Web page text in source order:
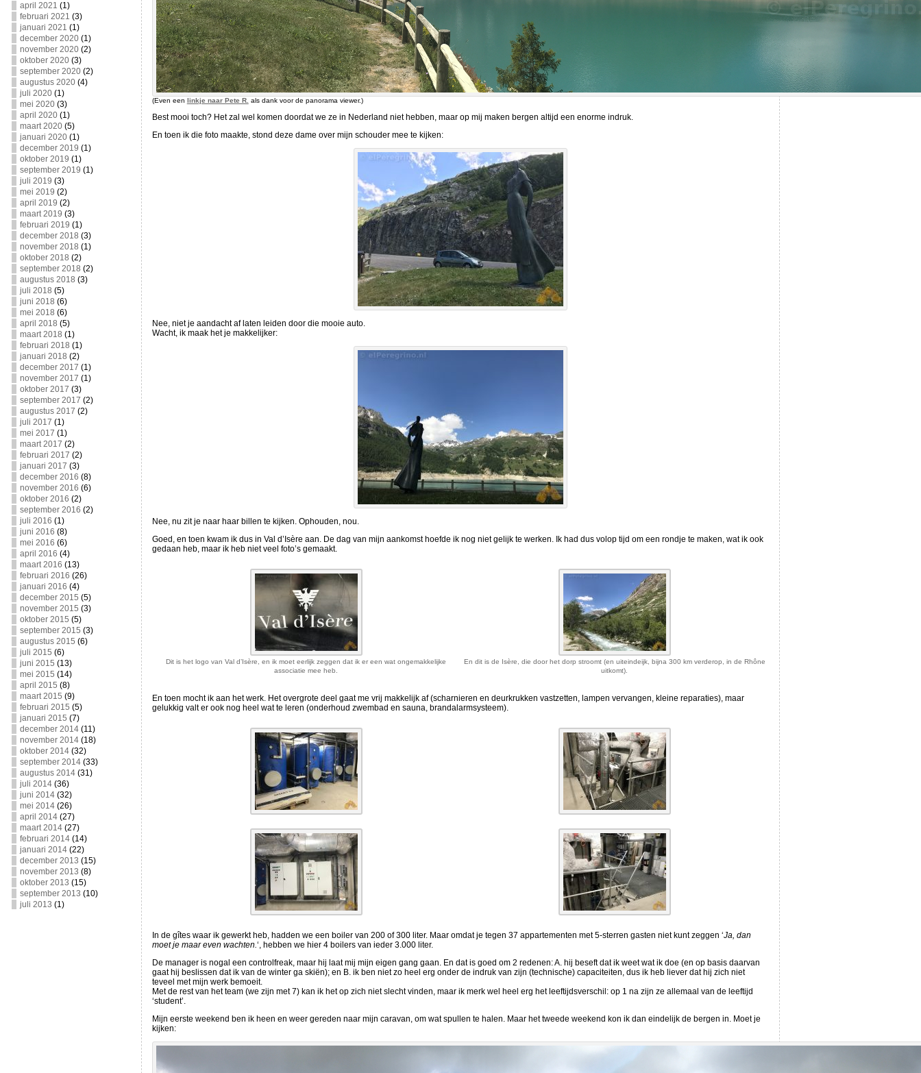
april 2021 (1)
februari 2021 (3)
januari 2021 (1)
december 2020(1)
november 2020(2)
oktober 2020(3)
september 2020(2)
augustus 2020(4)
juli 2020(1)
mei 2020(3)
april 2020(1)
maart 2020(5)
januari 2020(1)
december 2019 (1)
oktober 2019 (1)
september 2019 (1)
juli 2019 (3)
mei 2019 (2)
april 2019 (2)
maart 2019 (3)
februari 2019 (1)
december 2018 (3)
november 2018 (1)
oktober 2018 (2)
september 2018 (2)
augustus 2018 (3)
juli 2018 (5)
juni 2018 (6)
mei 2018 (6)
april 2018 (5)
maart 2018 (1)
februari 2018 (1)
januari 2018 (2)
december 2017 (1)
november 2017 (1)
oktober 2017 (3)
september 2017 (2)
augustus 2017 (2)
juli 2017 (1)
mei 2017 (1)
maart 2017 (2)
februari 2017 (2)
januari 2017 (3)
december 2016 (8)
november 2016 (6)
oktober 2016 (2)
september 2016 (2)
juli 2016 (1)
juni 2016 (8)
mei 2016 (6)
april 2016 (4)
maart 2016 (13)
februari 2016 (26)
januari 2016 (4)
december 2015 (5)
november 2015 (3)
oktober 2015 (5)
september 2015 (3)
augustus 2015 (6)
juli 2015 (6)
juni 2015 (13)
mei 2015 (14)
april 2015 (8)
maart 2015 (9)
februari 2015 (5)
januari 2015 (7)
december 2014(11)
november 2014(18)
oktober 2014(32)
september 2014(33)
augustus 2014(31)
juli 2014(36)
juni 2014(32)
mei 2014(26)
april 2014(27)
maart 2014(27)
februari 2014(14)
januari 2014(22)
december 2013 (15)
november 2013 (8)
oktober 2013 (15)
september 2013 (10)
juli 2013 (1)
(Even een linkje naar Pete R. als dank voor de panorama viewer.)
Best mooi toch? Het zal wel komen doordat we ze in Nederland niet hebben, maar op mij maken bergen altijd een enorme indruk.
En toen ik die foto maakte, stond deze dame over mijn schouder mee te kijken:
Nee, niet je aandacht af laten leiden door die mooie auto.
Wacht, ik maak het je makkelijker:
Nee, nu zit je naar haar billen te kijken. Ophouden, nou.
Goed, en toen kwam ik dus in Val d’Isère aan. De dag van mijn aankomst hoefde ik nog niet gelijk te werken. Ik had dus volop tijd om een rondje te maken, wat ik ook
gedaan heb, maar ik heb niet veel foto’s gemaakt.
Dit is het logo van Val d’Isère, en ik moet eerlijk zeggen dat ik er een wat ongemakkelijke
associatie mee heb.
En dit is de Isère, die door het dorp stroomt (en uiteindeijk, bijna 300 km verderop, in de Rhône
uitkomt).
En toen mocht ik aan het werk. Het overgrote deel gaat me vrij makkelijk af (scharnieren en deurkrukken vastzetten, lampen vervangen, kleine reparaties), maar
gelukkig valt er ook nog heel wat te leren (onderhoud zwembad en sauna, brandalarmsysteem).
In de gîtes waar ik gewerkt heb, hadden we een boiler van 200 of 300 liter. Maar omdat je tegen 37 appartementen met 5-sterren gasten niet kunt zeggen ‘Ja, dan
moet je maar even wachten.‘, hebben we hier 4 boilers van ieder 3.000 liter.
De manager is nogal een controlfreak, maar hij laat mij mijn eigen gang gaan. En dat is goed om 2 redenen: A. hij beseft dat ik weet wat ik doe (en op basis daarvan
gaat hij beslissen dat ik van de winter ga skiën); en B. ik ben niet zo heel erg onder de indruk van zijn (technische) capaciteiten, dus ik heb liever dat hij zich niet
teveel met mijn werk bemoeit.
Met de rest van het team (we zijn met 7) kan ik het op zich niet slecht vinden, maar ik merk wel heel erg het leeftijdsverschil: op 1 na zijn ze allemaal van de leeftijd
‘student’.
Mijn eerste weekend ben ik heen en weer gereden naar mijn caravan, om wat spullen te halen. Maar het tweede weekend kon ik dan eindelijk de bergen in. Moet je
kijken: